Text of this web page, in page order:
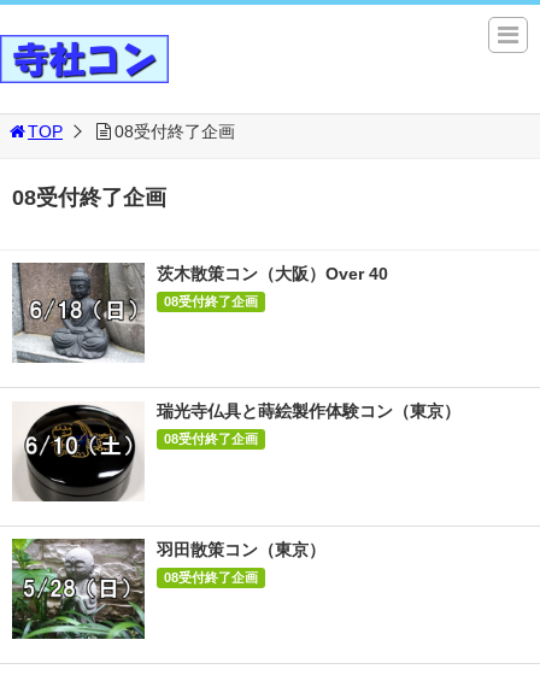
TOP 08受付終了企画
08受付終了企画
茨木散策コン（大阪）Over 40
08受付終了企画
瑞光寺仏具と蒔絵製作体験コン（東京）
08受付終了企画
羽田散策コン（東京）
08受付終了企画